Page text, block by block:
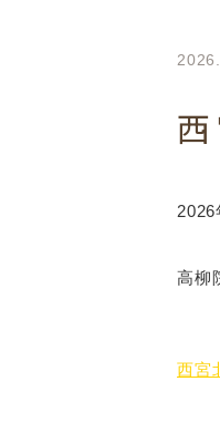
2026
高柳
西宮